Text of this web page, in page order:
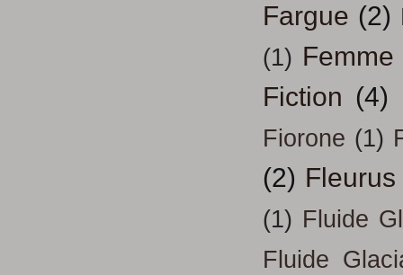
Fargue (2)
(1) Femme
Fiction (4)
Fiorone (1)
(2) Fleurus
(1) Fluide
Fluide